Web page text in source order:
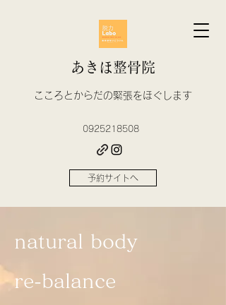
あきほ整骨院
​こころとからだの緊張をほぐします
0925218508
予約サイトへ
natural body
re-balance